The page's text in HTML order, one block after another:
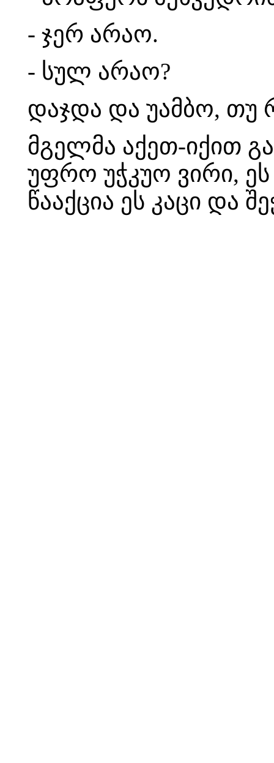
- ჯერ არაო.
- სულ არაო?
დაჯდა და უამბო, თუ
მგელმა აქეთ-იქით
უფრო უჭკუო ვირი,
წააქცია ეს კაცი და